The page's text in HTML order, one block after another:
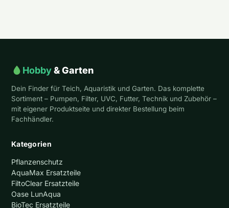
Hobby& Garten
Dein Finder für Teich, Aquaristik und Garten. Das komplette
Sortiment – Pumpen, Filter, UVC, Futter, Technik und Zubehör –
mit eigener Produktseite und direkter Bestellung beim
Fachhändler.
Kategorien
Pflanzenschutz
AquaMax Ersatzteile
FiltoClear Ersatzteile
Oase LunAqua
BioTec Ersatzteile